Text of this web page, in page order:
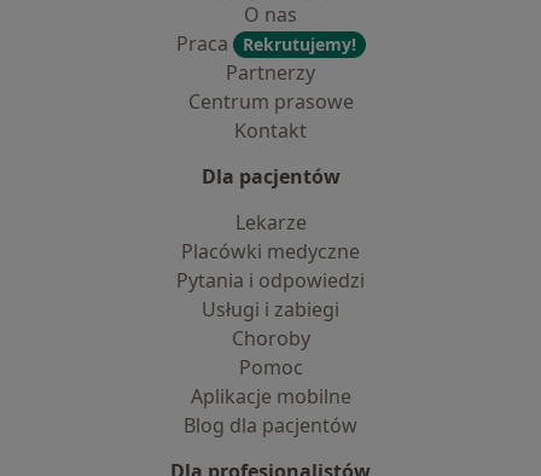
O nas
Praca
Rekrutujemy!
Partnerzy
Centrum prasowe
Kontakt
Dla pacjentów
Lekarze
Placówki medyczne
Pytania i odpowiedzi
Usługi i zabiegi
Choroby
Pomoc
Aplikacje mobilne
Blog dla pacjentów